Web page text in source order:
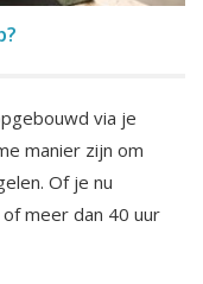
via je
manier zijn om
Of je nu
meer dan 40 uur